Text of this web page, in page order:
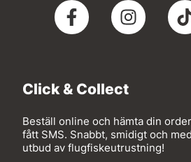
Click & Collect
Beställ online och hämta din
fått SMS. Snabbt, smidigt och
utbud av flugfiskeutrustning!